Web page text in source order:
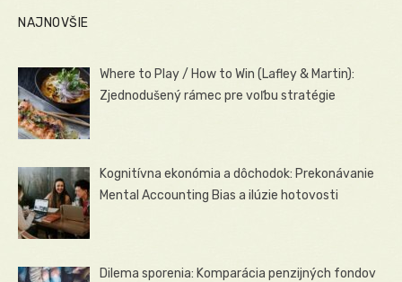
NAJNOVŠIE
Where to Play / How to Win (Lafley & Martin):
Zjednodušený rámec pre voľbu stratégie
Kognitívna ekonómia a dôchodok: Prekonávanie
Mental Accounting Bias a ilúzie hotovosti
Dilema sporenia: Komparácia penzijných fondov